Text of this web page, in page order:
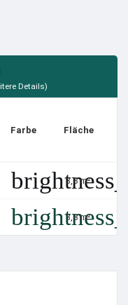
Farbe Fläche
3,8 m²
3,8 m²